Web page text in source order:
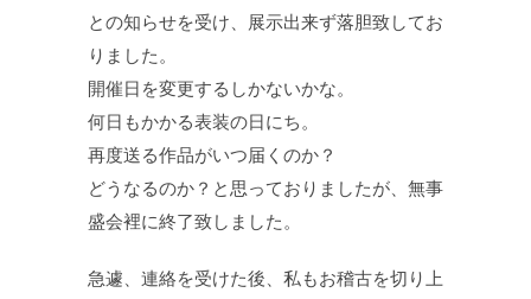
との知らせを受け、展示出来ず落胆致してお
りました。
開催日を変更するしかないかな。
何日もかかる表装の日にち。
再度送る作品がいつ届くのか？
どうなるのか？と思っておりましたが、無事
盛会裡に終了致しました。
急遽、連絡を受けた後、私もお稽古を切り上